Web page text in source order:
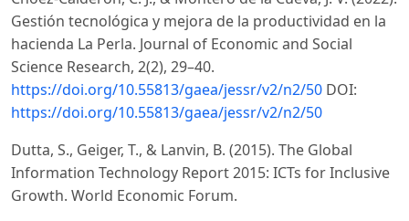
Gestión tecnológica y mejora de la productividad en la
hacienda La Perla. Journal of Economic and Social
Science Research, 2(2), 29–40.
https://doi.org/10.55813/gaea/jessr/v2/n2/50 DOI:
https://doi.org/10.55813/gaea/jessr/v2/n2/50
Dutta, S., Geiger, T., & Lanvin, B. (2015). The Global
Information Technology Report 2015: ICTs for Inclusive
Growth. World Economic Forum.